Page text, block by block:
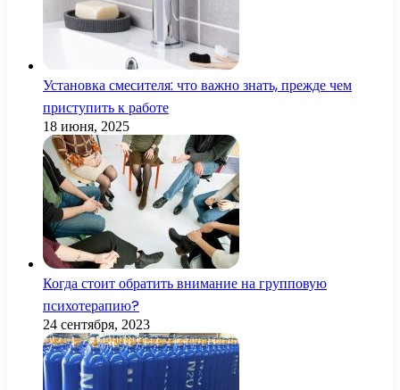
Установка смесителя: что важно знать, прежде чем
приступить к работе
18 июня, 2025
Когда стоит обратить внимание на групповую
психотерапию?
24 сентября, 2023